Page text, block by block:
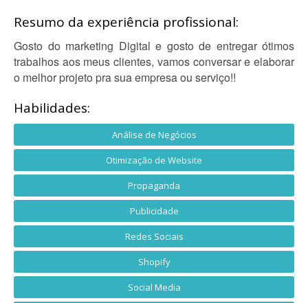
Resumo da experiência profissional:
Gosto do marketing Digital e gosto de entregar ótimos
trabalhos aos meus clientes, vamos conversar e elaborar
o melhor projeto pra sua empresa ou serviço!!
Habilidades:
Análise de Negócios
Otimização de Website
Propaganda
Publicidade
Redes Sociais
Shopify
Social Media